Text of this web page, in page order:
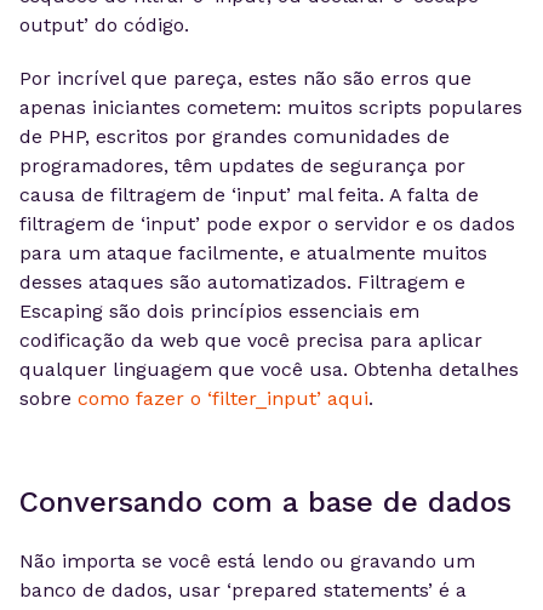
output’ do código.
Por incrível que pareça, estes não são erros que
apenas iniciantes cometem: muitos scripts populares
de PHP, escritos por grandes comunidades de
programadores, têm updates de segurança por
causa de filtragem de ‘input’ mal feita. A falta de
filtragem de ‘input’ pode expor o servidor e os dados
para um ataque facilmente, e atualmente muitos
desses ataques são automatizados. Filtragem e
Escaping são dois princípios essenciais em
codificação da web que você precisa para aplicar
qualquer linguagem que você usa. Obtenha detalhes
sobre como fazer o ‘filter_input’ aqui.
Conversando com a base de dados
Não importa se você está lendo ou gravando um
banco de dados, usar ‘prepared statements’ é a